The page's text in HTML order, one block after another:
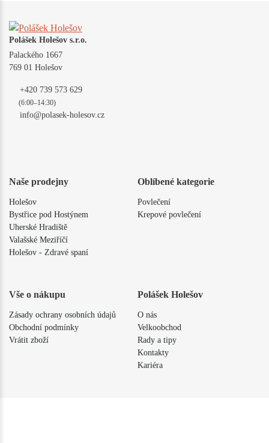
Polášek Holešov s.r.o.
Palackého 1667
769 01 Holešov
+420 739 573 629
(6:00–14:30)
info@polasek-holesov.cz
Naše prodejny
Holešov
Bystřice pod Hostýnem
Uherské Hradiště
Valašské Meziříčí
Holešov - Zdravé spaní
Oblíbené kategorie
Povlečení
Krepové povlečení
Vše o nákupu
Zásady ochrany osobních údajů
Obchodní podmínky
Vrátit zboží
Polášek Holešov
O nás
Velkoobchod
Rady a tipy
Kontakty
Kariéra